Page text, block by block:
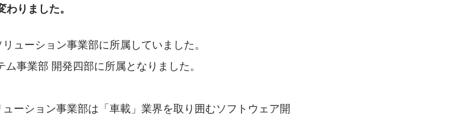
りました。
ューション事業部に所属していました。
事業部 開​発四部に所属となりました。
ーション事業部は「車載」業界を取り囲むソフトウェア開